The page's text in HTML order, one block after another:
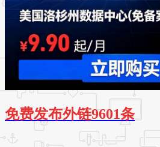
免费发布外链9601条